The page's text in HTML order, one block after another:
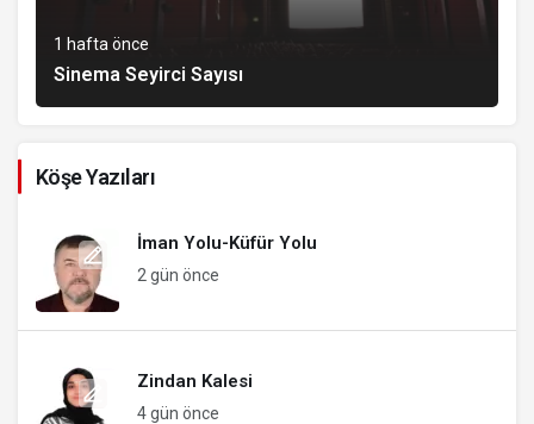
1 hafta önce
Sinema Seyirci Sayısı
Köşe Yazıları
İman Yolu-Küfür Yolu
2 gün önce
Zindan Kalesi
4 gün önce